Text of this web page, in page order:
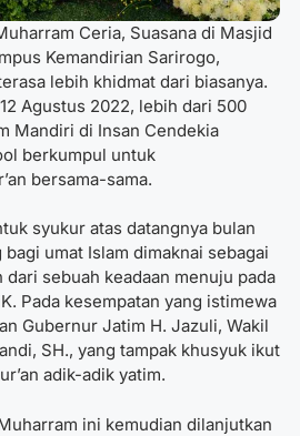
Ceria, Suasana di Masjid
Kemandirian Sarirogo,
lebih khidmat dari biasanya.
Agustus 2022, lebih dari 500
Mandiri di Insan Cendekia
berkumpul untuk
bersama-sama.
syukur atas datangnya bulan
umat Islam dimaknai sebagai
sebuah keadaan menuju pada
Pada kesempatan yang istimewa
Gubernur Jatim H. Jazuli, Wakil
SH., yang tampak khusyuk ikut
adik-adik yatim.
ini kemudian dilanjutkan